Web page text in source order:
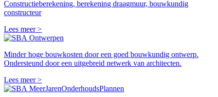
Constructieberekening, berekening draagmuur, bouwkundig
constructeur
Lees meer >
Ontwerpen
Minder hoge bouwkosten door een goed bouwkundig ontwerp.
Ondersteund door een uitgebreid netwerk van architecten.
Lees meer >
MeerJarenOnderhoudsPlannen